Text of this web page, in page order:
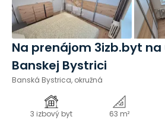
Na prenájom 3izb.byt na
Banskej Bystrici
Banská Bystrica, okružná
3 izbový byt 63 m²